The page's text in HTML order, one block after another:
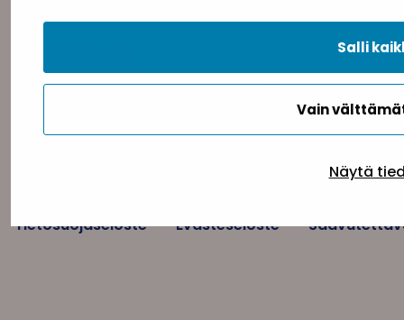
Vain
Salli
Näytä
Tietosuojaseloste Evästeseloste